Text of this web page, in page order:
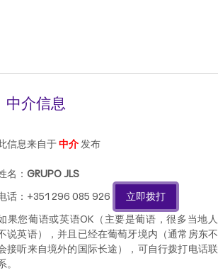
中介信息
信息来自于中介发布
名： GRUPO JLS
话：+351 296 085 926
立即拨打
果您葡语或英语OK（主要是葡语，很多当地人
说英语），并且已经在葡萄牙境内（通常房东不
接听来自境外的国际长途），可自行拨打电话联
。